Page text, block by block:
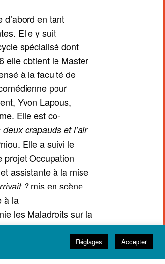
en tant
Elle y suit
spécialisé dont
elle obtient le Master
à la faculté de
pour
Yvon Lapous,
Elle est co-
crapauds et l’air
Elle a suivi le
projet Occupation
assistante à la mise
? mis en scène
à la
les Maladroits sur la
de mettre en
de tout recouvrir.
de Catherine
Réglages Accepter